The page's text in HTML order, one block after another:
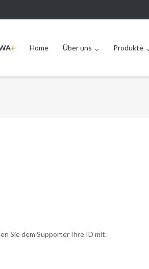
+ Home Über uns Produkte
Sie dem Supporter Ihre ID mit.